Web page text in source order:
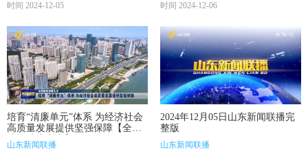
时间 2024-12-05
时间 2024-12-06
培育“清廉单元”体系 为经济社会
高质量发展提供坚强保障【全面
建设清廉山东】
山东新闻联播
2024年12月05日山东新闻联播完
整版
山东新闻联播